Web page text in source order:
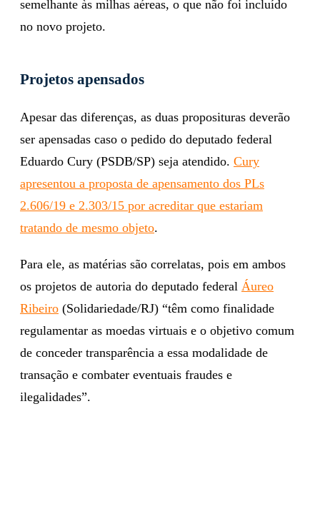
semelhante às milhas aéreas, o que não foi incluído
no novo projeto.
Projetos apensados
Apesar das diferenças, as duas proposituras deverão
ser apensadas caso o pedido do deputado federal
Eduardo Cury (PSDB/SP) seja atendido. Cury
apresentou a proposta de apensamento dos PLs
2.606/19 e 2.303/15 por acreditar que estariam
tratando de mesmo objeto.
Para ele, as matérias são correlatas, pois em ambos
os projetos de autoria do deputado federal Áureo
Ribeiro (Solidariedade/RJ) “têm como finalidade
regulamentar as moedas virtuais e o objetivo comum
de conceder transparência a essa modalidade de
transação e combater eventuais fraudes e
ilegalidades”.